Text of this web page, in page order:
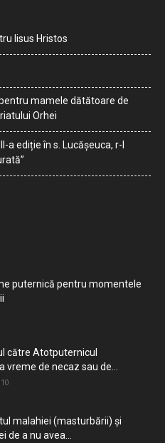
Iisus Hristos
mamele dătătoare de
Orhei
a ediție în s. Lucășeuca, r-l
puternică pentru momentele
către Atotputernicul
vreme de necaz sau de...
malahiei (masturbării) şi
de a nu avea...